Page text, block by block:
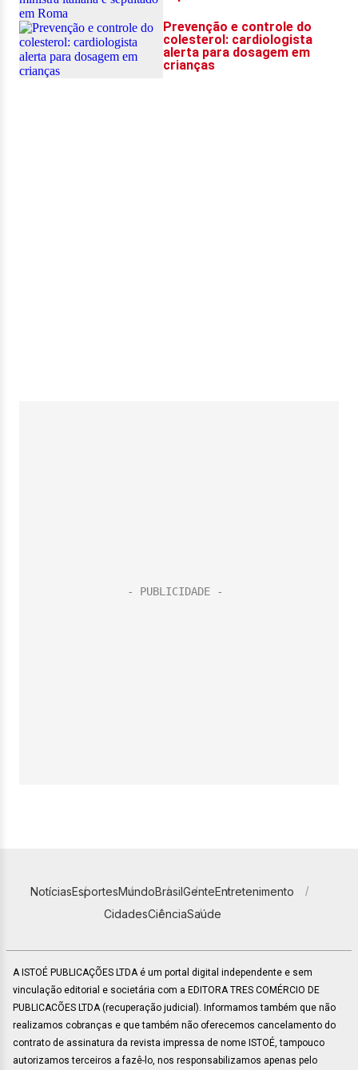
NotíciasEsportesMundoBrasilGenteEntretenimento
CidadesCiênciaSaúde
A ISTOÉ PUBLICAÇÕES LTDA é um portal digital independente e sem
vinculação editorial e societária com a EDITORA TRES COMÉRCIO DE
PUBLICACÕES LTDA (recuperação judicial). Informamos também que não
realizamos cobranças e que também não oferecemos cancelamento do
contrato de assinatura da revista impressa de nome ISTOÉ, tampouco
autorizamos terceiros a fazê-lo, nos responsabilizamos apenas pelo